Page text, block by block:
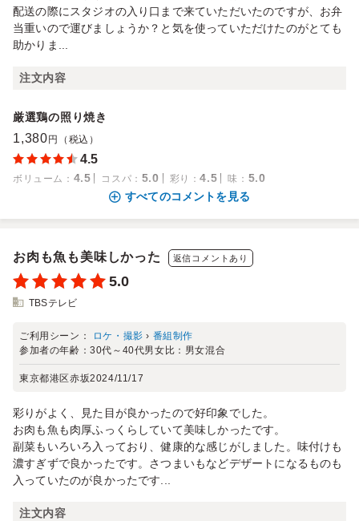
配送の際にスタジオの入り口まで来ていただいたのですが、お弁
当重いので運びましょうか？と気を使っていただけたのがとても
助かりま...
注文内容
厳選鶏の照り焼き
1,380 円（税込）
4.5
ボリューム ： 4.5 コスパ ： 5.0 彩り ：4.5 味 ： 5.0
すべてのコメントを見る
お肉も魚も美味しかった 返信コメントあり
5.0
TBSテレビ
ご利用シーン： ロケ・撮影 › 番組制作
参加者の年齢：30代～40代男女比： 男女混合
東京都港区赤坂2024/11/17
彩りがよく、見た目が良かったので好印象でした。
お肉も魚も肉厚ふっくらしていて美味しかったです。
副菜もいろいろ入っており、健康的な感じがしました。味付けも
濃すぎずで良かったです。さつまいもなどデザートになるものも
入っていたのが良かったです...
注文内容